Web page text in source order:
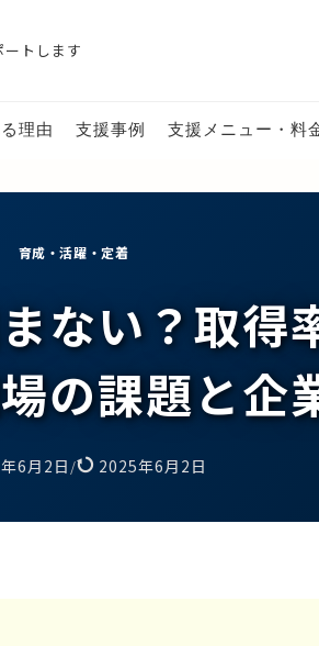
トします
理由 支援事例 支援メニュー・料
育成・活躍・定着
ない？取得
の課題と企
6月2日 / 2025年6月2日